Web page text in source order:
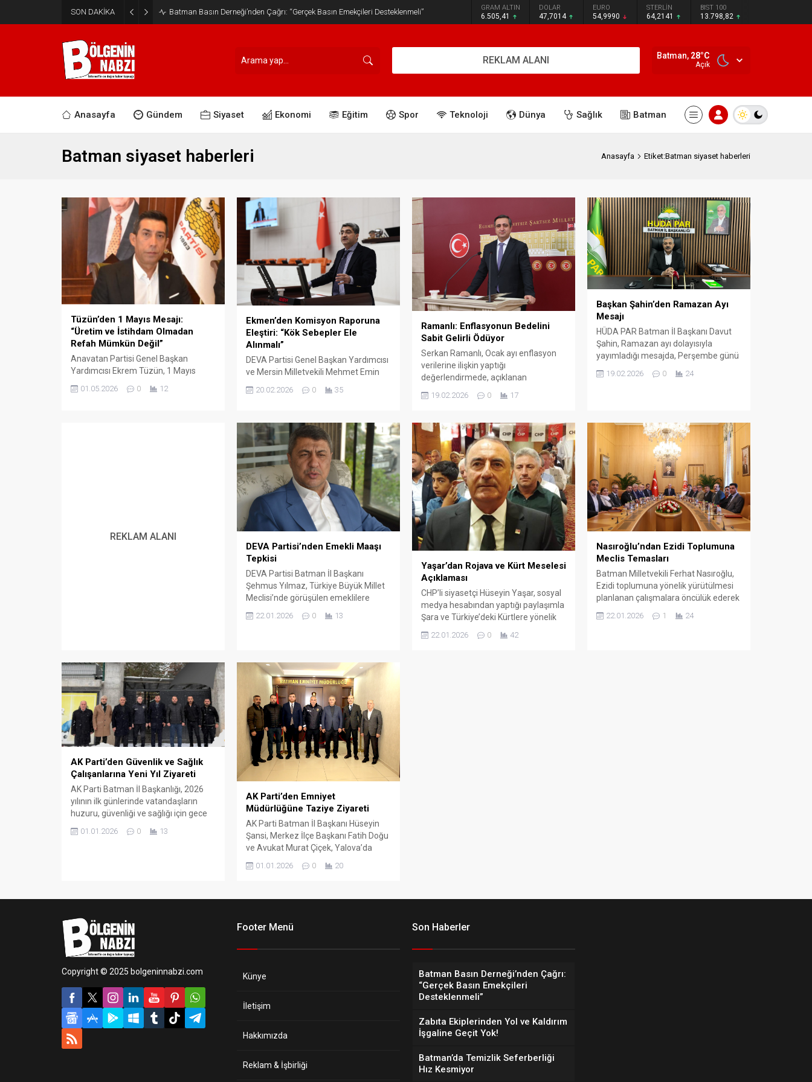
SON DAKİKA Batman Basın Derneği’nden Çağrı: “Gerçek Basın Emekçileri Desteklenmeli” GRAM ALTIN
6.505,41
DOLAR
47,7014
EURO
54,9990
STERLİN
64,2141
BIST 100
13.798,82
REKLAM ALANI Batman, 28°C
Açık
Anasayfa Gündem Siyaset Ekonomi Eğitim Spor Teknoloji Dünya Sağlık Batman
Batman siyaset haberleri Anasayfa Etiket:Batman siyaset haberleri
Tüzün’den 1 Mayıs Mesajı:
“Üretim ve İstihdam Olmadan
Refah Mümkün Değil”
Anavatan Partisi Genel Başkan
Yardımcısı Ekrem Tüzün, 1 Mayıs
kapsamında yayınladığı mesajda;
01.05.2026 0 12
Ekmen’den Komisyon Raporuna
Eleştiri: “Kök Sebepler Ele
Alınmalı”
DEVA Partisi Genel Başkan Yardımcısı
ve Mersin Milletvekili Mehmet Emin
Ekmen, Millî Dayanışma, Kardeşlik ve
Demokrasi Komisyonu’nun nihai
sebeplere inmeyen bir sürecin kalıcı
sonuç üretmeyeceğine dikkat çekti.
20.02.2026 0 35
Ramanlı: Enflasyonun Bedelini
Sabit Gelirli Ödüyor
Serkan Ramanlı, Ocak ayı enflasyon
verilerine ilişkin yaptığı
değerlendirmede, açıklanan
arasındaki farkın büyüdüğünü ve
etkilediğini söyledi.
19.02.2026 0 17
Başkan Şahin’den Ramazan Ayı
Mesajı
HÜDA PAR Batman İl Başkanı Davut
Şahin, Ramazan ayı dolayısıyla
yayımladığı mesajda, Perşembe günü
huzurunu yaşadıklarını ifade etti.
19.02.2026 0 24
REKLAM ALANI
DEVA Partisi’nden Emekli Maaşı
Tepkisi
DEVA Partisi Batman İl Başkanı
Şehmus Yılmaz, Türkiye Büyük Millet
Meclisi’nde görüşülen emeklilere
gösterdi. Yılmaz, emekli maaşlarının
uğrattığını söyledi.
22.01.2026 0 13
Yaşar’dan Rojava ve Kürt Meselesi
Açıklaması
CHP’li siyasetçi Hüseyin Yaşar, sosyal
medya hesabından yaptığı paylaşımla
Şara ve Türkiye’deki Kürtlere yönelik
tutumlara ilişkin değerlendirmelerde
bulundu.
22.01.2026 0 42
Nasıroğlu’ndan Ezidi Toplumuna
Meclis Temasları
Batman Milletvekili Ferhat Nasıroğlu,
Ezidi toplumuna yönelik yürütülmesi
planlanan çalışmalara öncülük ederek
birlikte Türkiye Büyük Millet
22.01.2026 1 24
AK Parti’den Güvenlik ve Sağlık
Çalışanlarına Yeni Yıl Ziyareti
AK Parti Batman İl Başkanlığı, 2026
yılının ilk günlerinde vatandaşların
huzuru, güvenliği ve sağlığı için gece
personeli ile sağlık çalışanlarını ziyaret
01.01.2026 0 13
AK Parti’den Emniyet
Müdürlüğüne Taziye Ziyareti
AK Parti Batman İl Başkanı Hüseyin
Şansi, Merkez İlçe Başkanı Fatih Doğu
ve Avukat Murat Çiçek, Yalova’da
yaşanan çatışmada şehit olan polisler
için Batman İl Emniyet Müdürlüğü’nü
01.01.2026 0 20
Copyright © 2025 bolgeninnabzi.com
Footer Menü
Künye
İletişim
Hakkımızda
Reklam & İşbirliği
Son Haberler
Batman Basın Derneği’nden Çağrı:
“Gerçek Basın Emekçileri
Desteklenmeli”
Zabıta Ekiplerinden Yol ve Kaldırım
İşgaline Geçit Yok!
Batman’da Temizlik Seferberliği
Hız Kesmiyor